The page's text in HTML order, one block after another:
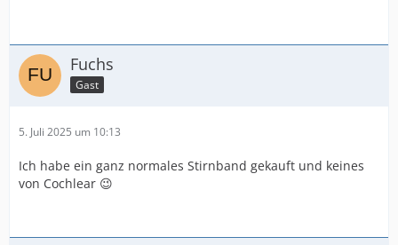
Fuchs
Gast
5. Juli 2025 um 10:13
Ich habe ein ganz normales Stirnband gekauft und keines
von Cochlear 😉